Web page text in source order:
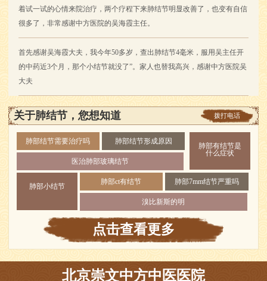
着试一试的心情来院治疗，两个疗程下来肺结节明显改善了，也变有自信
很多了，非常感谢中方医院的吴海霞主任。
首先感谢吴海霞大夫，我今年50多岁，查出肺结节4毫米，服用吴主任开
的中药近3个月，那个小结节就没了”。家人也替我高兴，感谢中方医院吴
大夫
拨打电话
关于肺结节，您想知道
肺部有结节是
什么症状
肺部结节需要治疗吗 肺部结节形成原因
医治肺部玻璃结节
肺部小结节
肺部ct有结节 肺部7mm结节严重吗
溴比新斯的明
点击查看更多
北京崇文中方中医医院